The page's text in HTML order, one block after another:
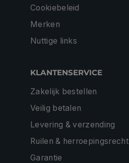
Cookiebeleid
Merken
Nuttige links
KLANTENSERVICE
Zakelijk bestellen
Veilig betalen
Levering & verzending
Ruilen & herroepingsrecht
Garantie